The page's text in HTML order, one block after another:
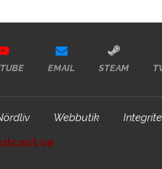
EMAIL STEAM
Webbutik